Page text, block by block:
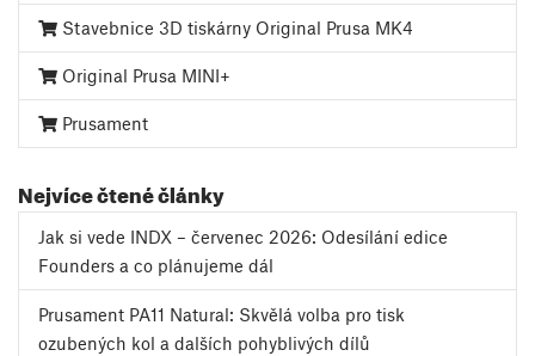
Stavebnice 3D tiskárny Original Prusa MK4
Original Prusa MINI+
Prusament
Nejvíce čtené články
Jak si vede INDX – červenec 2026: Odesílání edice
Founders a co plánujeme dál
Prusament PA11 Natural: Skvělá volba pro tisk
ozubených kol a dalších pohyblivých dílů